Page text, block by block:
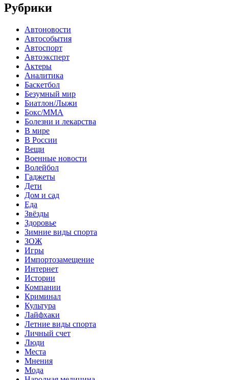
Рубрики
Автоновости
Автособытия
Автоспорт
Автоэксперт
Актеры
Аналитика
Баскетбол
Безумный мир
Биатлон/Лыжи
Бокс/MMA
Болезни и лекарства
В мире
В России
Вещи
Военные новости
Волейбол
Гаджеты
Дети
Дом и сад
Еда
Звёзды
Здоровье
Зимние виды спорта
ЗОЖ
Игры
Импортозамещение
Интернет
Истории
Компании
Криминал
Культура
Лайфхаки
Летние виды спорта
Личный счет
Люди
Места
Мнения
Мода